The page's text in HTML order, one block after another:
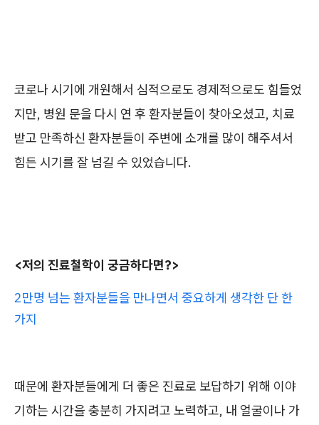
코로나 시기에 개원해서 심적으로도 경제적으로도 힘들었
지만, 병원 문을 다시 연 후 환자분들이 찾아오셨고, 치료
받고 만족하신 환자분들이 주변에 소개를 많이 해주셔서
힘든 시기를 잘 넘길 수 있었습니다.
<저의 진료철학이 궁금하다면?>
2만명 넘는 환자분들을 만나면서 중요하게 생각한 단 한
가지
때문에 환자분들에게 더 좋은 진료로 보답하기 위해 이야
기하는 시간을 충분히 가지려고 노력하고, 내 얼굴이나 가